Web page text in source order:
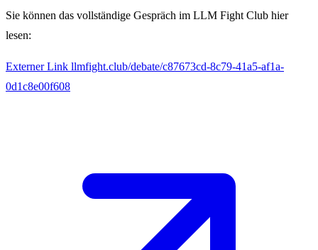
Sie können das vollständige Gespräch im LLM Fight Club hier
lesen:
Externer Link llmfight.club/debate/c87673cd-8c79-41a5-af1a-
0d1c8e00f608